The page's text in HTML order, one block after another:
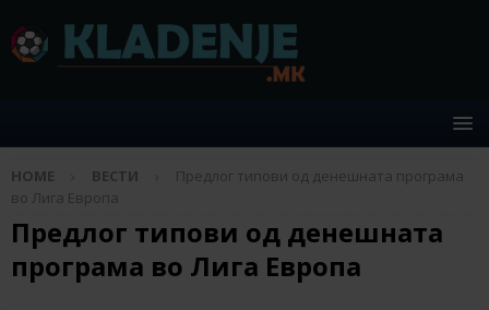
HOME ВЕСТИ
Предлог типови од денешната програма
во Лига Европа
Предлог типови од денешната
програма во Лига Европа